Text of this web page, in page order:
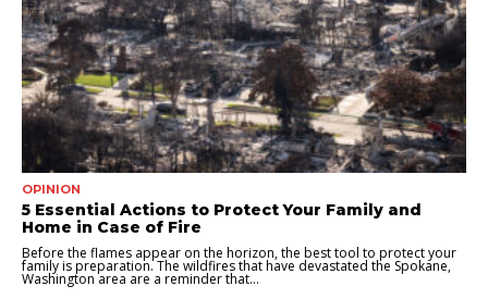
OPINION
5 Essential Actions to Protect Your Family and
Home in Case of Fire
Before the flames appear on the horizon, the best tool to protect your
family is preparation. The wildfires that have devastated the Spokane,
Washington area are a reminder that...